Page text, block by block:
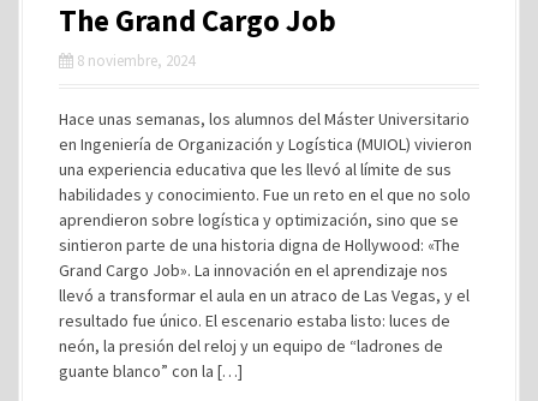
The Grand Cargo Job
8 noviembre, 2024
Hace unas semanas, los alumnos del Máster Universitario
en Ingeniería de Organización y Logística (MUIOL) vivieron
una experiencia educativa que les llevó al límite de sus
habilidades y conocimiento. Fue un reto en el que no solo
aprendieron sobre logística y optimización, sino que se
sintieron parte de una historia digna de Hollywood: «The
Grand Cargo Job». La innovación en el aprendizaje nos
llevó a transformar el aula en un atraco de Las Vegas, y el
resultado fue único. El escenario estaba listo: luces de
neón, la presión del reloj y un equipo de “ladrones de
guante blanco” con la […]